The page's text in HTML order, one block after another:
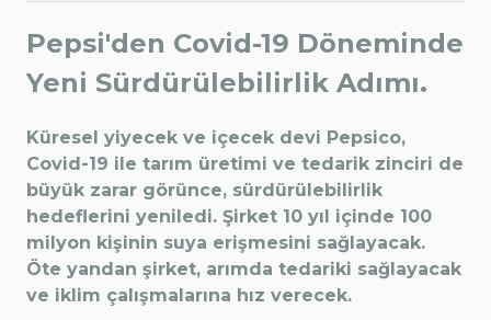
Pepsi'den Covid-19 Döneminde
Yeni Sürdürülebilirlik Adımı.
Küresel yiyecek ve içecek devi Pepsico,
Covid-19 ile tarım üretimi ve tedarik zinciri de
büyük zarar görünce, sürdürülebilirlik
hedeflerini yeniledi. Şirket 10 yıl içinde 100
milyon kişinin suya erişmesini sağlayacak.
Öte yandan şirket, arımda tedariki sağlayacak
ve iklim çalışmalarına hız verecek.